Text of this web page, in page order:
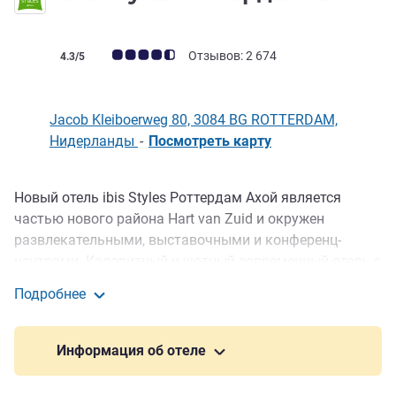
Примечание: отзывы клиентов (Рейтинг ALL)
4.3/5 Отзывов: 2 674
Jacob Kleiboerweg 80, 3084 BG ROTTERDAM,
Нидерланды - Посмотреть карту
Описание
Новый отель ibis Styles Роттердам Ахой является
частью нового района Hart van Zuid и окружен
развлекательными, выставочными и конференц-
открытой кухней вы можете с первого ряда
зрительного зала наблюдать, как опытные пиццайоло
создают традиционные блюда итальянской кухни.
Подробнее
Информация об отеле